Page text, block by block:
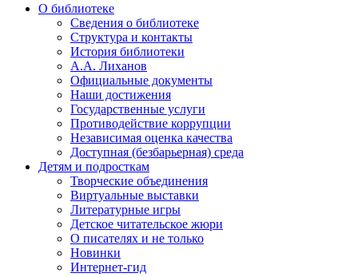
О библиотеке
Сведения о библиотеке
Структура и контакты
История библиотеки
А.А. Лиханов
Официальные документы
Наши достижения
Государственные услуги
Противодействие коррупции
Независимая оценка качества
Доступная (безбарьерная) среда
Детям и подросткам
Творческие объединения
Виртуальные выставки
Литературные игры
Детское читательское жюри
О писателях и не только
Новинки
Интернет-гид